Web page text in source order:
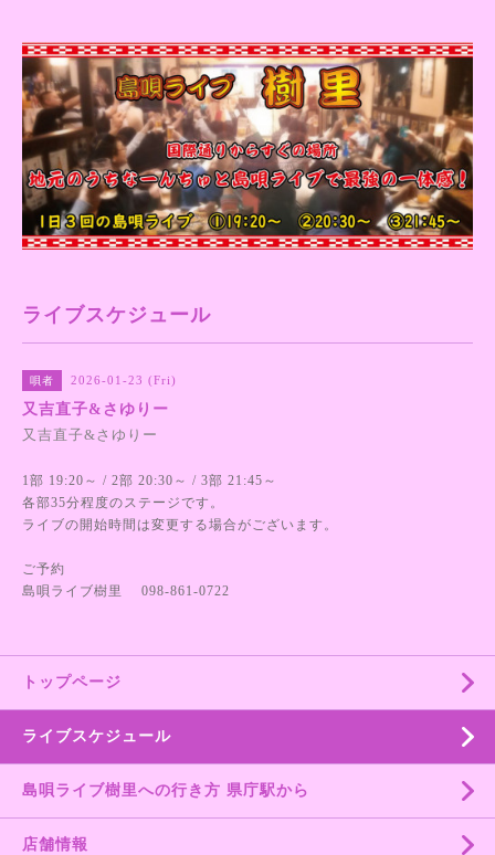
ライブスケジュール
唄者 2026-01-23 (Fri)
又吉直子&さゆりー
又吉直子&さゆりー
1部 19:20～ / 2部 20:30～ / 3部 21:45～
各部35分程度のステージです。
ライブの開始時間は変更する場合がございます。
ご予約
島唄ライブ樹里 098-861-0722
トップページ
ライブスケジュール
島唄ライブ樹里への行き方 県庁駅から
店舗情報